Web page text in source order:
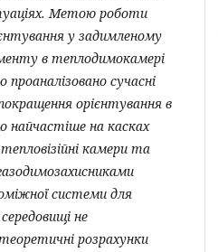
Метою роботи
у задимленому
в теплодимокамері
сучасні
орієнтування в
найчастіше на касках
камери та
системи для
не
розрахунки